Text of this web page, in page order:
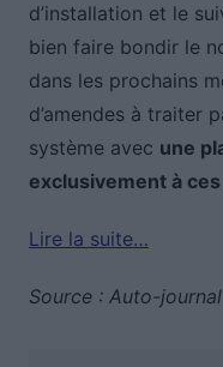
d’installation et le
bien faire bondir le
dans les prochains
d’amendes à traiter
système avec une
exclusivement à
Lire la suite…
Source : Auto-journal